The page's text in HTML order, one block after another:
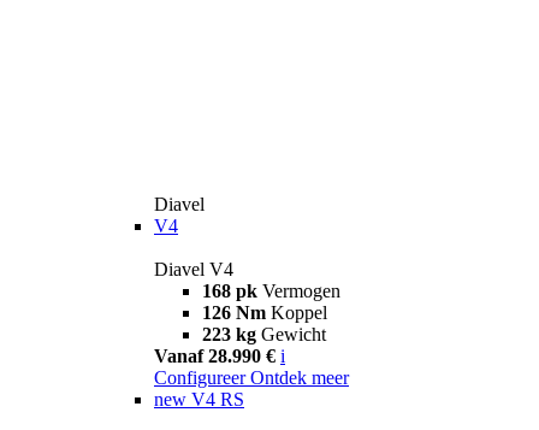
Diavel
V4
Diavel V4
168 pk Vermogen
126 Nm Koppel
223 kg Gewicht
Vanaf 28.990 € i
Configureer Ontdek meer
new V4 RS